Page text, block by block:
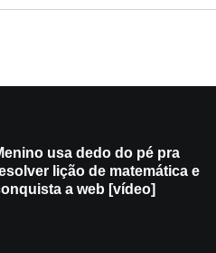
usa dedo do pé pra
lição de matemática e
a web [vídeo]